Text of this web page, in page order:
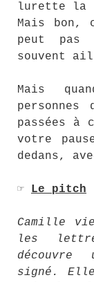
lurette la
Mais bon,
peut
souvent
Mais
passées à
votre
dedans,
☞ Le pitch
Camille
les
signé.